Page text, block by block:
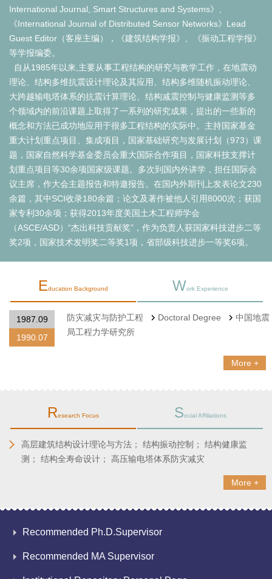
International Journal, Smart Structures and Systems》、
《International Journal of Distributed Sensor Networks》Lead
Guest Editor（客座主编），《建筑结构学报》、《振动工程学报》
等学报编委。
自从1985年以来,主要从事工程结构的研究与教学工作，在地震动
理论、结构多维抗震设计理论及其应用、结构多维随机振动理论、
大跨越输电塔体系的抗震计算理论、结构减震控制与健康监测等多
个领域内的前沿课题上取得了一系列的研究成果，提出的一些新的
概念和方法已成功地应用于很多工程结构的实际中。主持国家基金
重大计划重点项目、集成项目，国家基础研究与发展计划（973）课
题，国家自然科学基金委员会重大国际合作项目，国家科技支撑计
划重点项目等30余项国家级课题。多次到国内外讲学，担任国际会
议主席，作大会主题报告和特邀报告。在国内外期刊上发表论文230
余篇，其中SCI收录180余篇；论文及著作被他人引用8000次；获国
家专利30余项；获得2013年度美国土木工程师学会
（ASCE/ASD）“杰出科技贡献奖”，作为负责人获国家科技进步二等
奖2项，国家技术发明奖二等奖1项，省部级科技进步一等奖6项。
Education Background Work Experience
1987.09
1990.07
防灾减灾与防护工程 Doctoral Degree
中国地震
局工程力学研究所
More +
Research Focus Social Affiliations
高层建筑结构设计理论与方法； 结构振动控制； 结构健康监
测； 结构全寿命设计； 高压输电塔体系防灾减灾
More +
Recommended Ph.D.Supervisor
Recommended MA Supervisor